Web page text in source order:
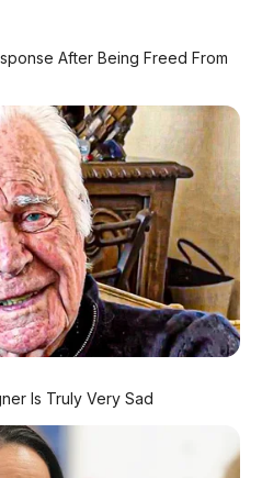
2026 | ✍️Editor:Tim Redaksi
IN HYBRID
Anda melihat mobil
(Bendera Merah),
"Ini mobil
After Being Freed From
Is Truly Very Sad